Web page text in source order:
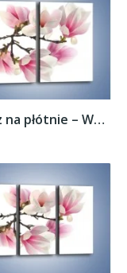
Obraz na płótnie – Wirujące kwiaty...